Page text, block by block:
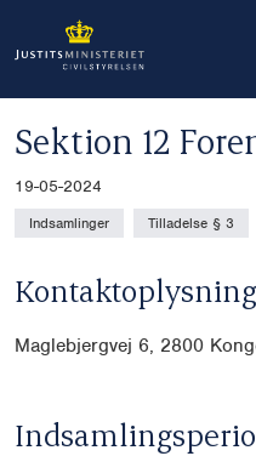
Sektion 12
19-05-2024
Indsamlinger Tilladelse § 3
Maglebjergvej 6, 2800